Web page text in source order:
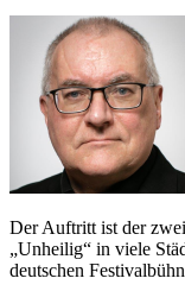
Der Auftritt ist der zweite auf der ausgedehnten Tournee, die
„Unheilig“ in viele
deutschen